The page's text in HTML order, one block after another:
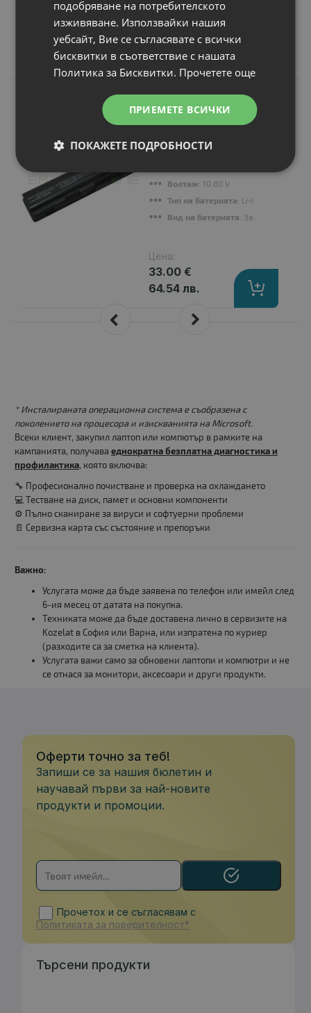
Подобни продукти
Батерия за лаптоп
Капацитет: 4400 mAh
Волтаж: 10.80 V
Тип на батерията: Li-Ion
Вид на батерията: Заместител
Цена:
33.00 €
64.54 лв.
* Инсталираната операционна система е съобразена с
поколението на процесора и изискванията на Microsoft.
Всеки клиент, закупил лаптоп или компютър в рамките на
кампанията, получава еднократна безплатна диагностика и
профилактика, която включва:
🔧 Професионално почистване и проверка на охлаждането
💻 Тестване на диск, памет и основни компоненти
⚙️ Пълно сканиране за вируси и софтуерни проблеми
📄 Сервизна карта със състояние и препоръки
Важно:
Услугата може да бъде заявена по телефон или имейл след
6-ия месец от датата на покупка.
Техниката може да бъде доставена лично в сервизите на
Kozelat в София или Варна, или изпратена по куриер
(разходите са за сметка на клиента).
Услугата важи само за обновени лаптопи и компютри и не
се отнася за монитори, аксесоари и други продукти.
Оферти точно за теб!
Запиши се за нашия бюлетин и
научавай първи за най-новите
продукти и промоции.
Прочетох и се съгласявам с
Политиката за поверителност*
Търсени продукти
подобряване на потребителското
изживяване. Използвайки нашия
уебсайт, Вие се съгласявате с всички
бисквитки в съответствие с нашата
Политика за Бисквитки. Прочетете още
ПРИЕМЕТЕ ВСИЧКИ
ПОКАЖЕТЕ ПОДРОБНОСТИ